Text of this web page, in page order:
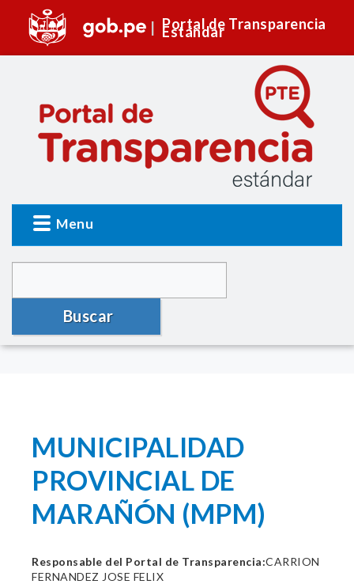
Portal de Transparencia
Estándar
Menu
Buscar
MUNICIPALIDAD
PROVINCIAL DE
MARAÑÓN (MPM)
Responsable del Portal de Transparencia:CARRION
FERNANDEZ JOSE FELIX